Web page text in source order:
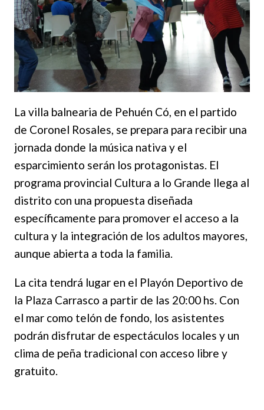
La villa balnearia de Pehuén Có, en el partido
de Coronel Rosales, se prepara para recibir una
jornada donde la música nativa y el
esparcimiento serán los protagonistas. El
programa provincial Cultura a lo Grande llega al
distrito con una propuesta diseñada
específicamente para promover el acceso a la
cultura y la integración de los adultos mayores,
aunque abierta a toda la familia.
La cita tendrá lugar en el Playón Deportivo de
la Plaza Carrasco a partir de las 20:00 hs. Con
el mar como telón de fondo, los asistentes
podrán disfrutar de espectáculos locales y un
clima de peña tradicional con acceso libre y
gratuito.